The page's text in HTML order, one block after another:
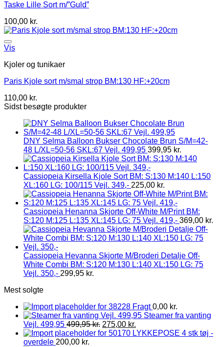
Taske Lille Sort m/”Guld”
100,00 kr.
Vis
Kjoler og tunikaer
Paris Kjole sort m/smal strop BM:130 HF:+20cm
110,00 kr.
Sidst besøgte produkter
DNY Selma Balloon Bukser Chocolate Brun S/M=42-
48 L/XL=50-56 SKL:67 Vejl. 499,95 399,95 kr.
Cassiopeia Kirsella Kjole Sort BM: S:130 M:140 L:150
XL:160 LG: 100/115 Vejl. 349,- 225,00 kr.
Cassiopeia Henanna Skjorte Off-White M/Print BM:
S:120 M:125 L:135 XL:145 LG: 75 Vejl. 419,- 369,00 kr.
Cassiopeia Hevanna Skjorte M/Broderi Detalje Off-
White Combi BM: S:120 M:130 L:140 XL:150 LG: 75
Vejl. 350,- 299,95 kr.
Mest solgte
Fragt 0,00 kr.
Steamer fra vanting
Vejl. 499,95 499,95kr. 275,00 kr.
LYKKEPOSE 4 stk tøj -
overdele 200,00 kr.